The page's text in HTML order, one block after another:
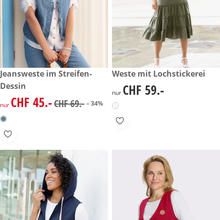
reduzierter Preis CHF 45.-, vorheriger Preis: CHF 69.-
-34%
Jeansweste im Streifen-
Dessin
reduzierter Preis CHF 45.-, vorheriger Preis: CHF 69.-
nur CHF 45.-CHF 69.- – 34%
CHF 59.-
Weste mit Lochstickerei
CHF 59.-
nur CHF 59.-